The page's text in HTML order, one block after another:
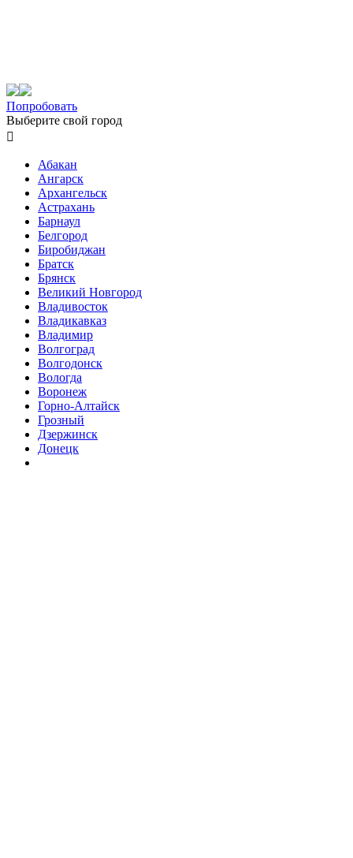
Попробовать
Выберите свой город

Абакан
Ангарск
Архангельск
Астрахань
Барнаул
Белгород
Биробиджан
Братск
Брянск
Великий Новгород
Владивосток
Владикавказ
Владимир
Волгоград
Волгодонск
Вологда
Воронеж
Горно-Алтайск
Грозный
Дзержинск
Донецк